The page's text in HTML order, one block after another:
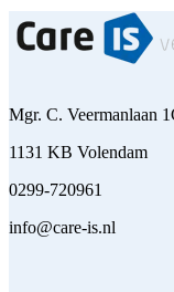
Mgr. C. Veermanlaan
1131 KB Volendam
0299-720961
info@care-is.nl